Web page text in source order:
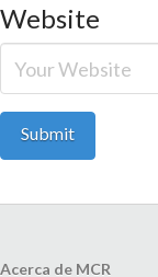
Website
Acerca de MCR